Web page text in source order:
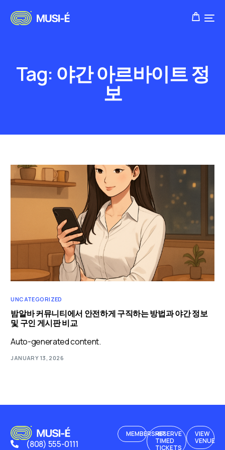
Tag: 야간 아르바이트 정
보
UNCATEGORIZED
밤알바 커뮤니티에서 안전하게 구직하는 방법과 야간 정보
및 구인 게시판 비교
Auto-generated content.
JANUARY 13, 2026
(808) 555-0111
MEMBERSHIPRESERVE
TIMED
TICKETS
VIEW
VENUE